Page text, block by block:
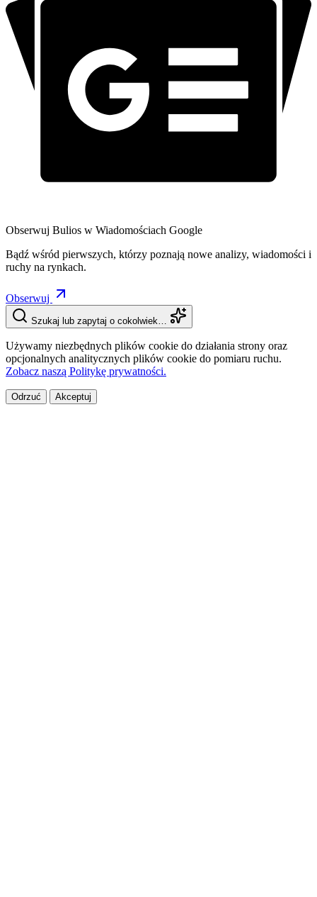
Obserwuj Bulios w Wiadomościach Google
Bądź wśród pierwszych, którzy poznają nowe analizy, wiadomości i
ruchy na rynkach.
Obserwuj
Szukaj lub zapytaj o cokolwiek…
Używamy niezbędnych plików cookie do działania strony oraz
opcjonalnych analitycznych plików cookie do pomiaru ruchu.
Zobacz naszą Politykę prywatności.
Odrzuć Akceptuj